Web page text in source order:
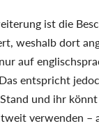
ist die
weshalb dort
auf
entspricht
und ihr
verwenden –